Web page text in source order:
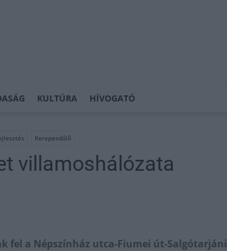
KULTÚRA HÍVOGATÓ
Kerepesdűlő
villamoshálózata
a Népszínház utca-Fiumei út-Salgótarjáni